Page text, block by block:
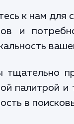
к нам для
и
тщательно
палитрой
в